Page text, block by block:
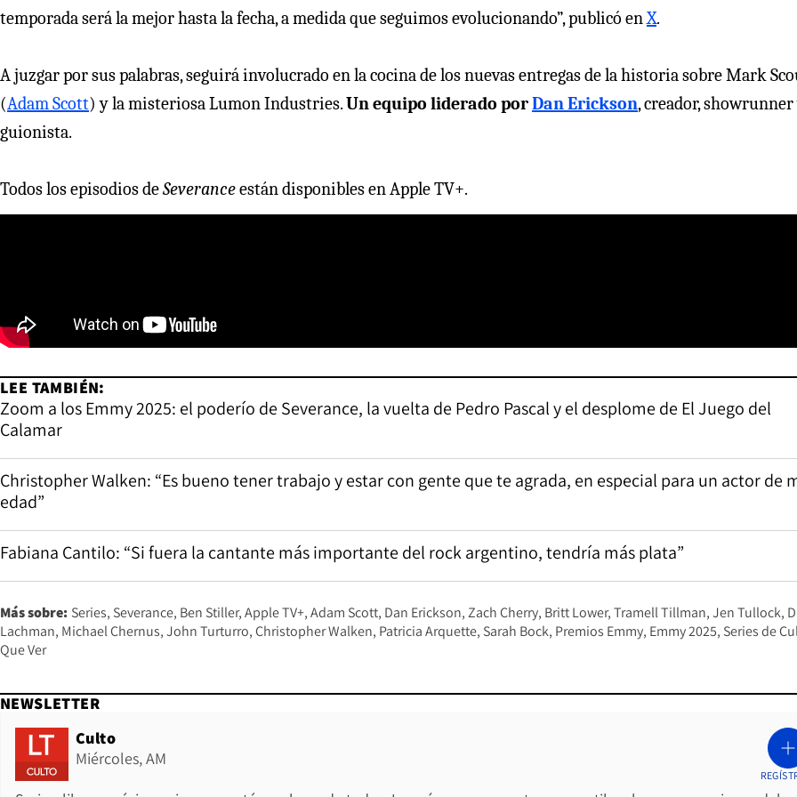
temporada será la mejor hasta la fecha, a medida que seguimos evolucionando”, publicó enX.
A juzgar por sus palabras, seguirá involucrado en la cocina de los nuevas entregas de la historia sobre Mark
(Adam Scott) y la misteriosa Lumon Industries.Un equipo liderado porDan Erickson, creador, showrunner
guionista.
Todos los episodios deSeveranceestán disponibles en Apple TV+.
LEE TAMBIÉN:
Zoom a los Emmy 2025: el poderío de Severance, la vuelta de Pedro Pascal y el desplome de El Juego del
Calamar
Christopher Walken: “Es bueno tener trabajo y estar con gente que te agrada, en especial para un actor de
edad”
Fabiana Cantilo: “Si fuera la cantante más importante del rock argentino, tendría más plata”
Más sobre: Series Severance Ben Stiller Apple TV+ Adam Scott Dan Erickson Zach Cherry Britt Lower Tramell Tillman Jen Tullock
Lachman Michael Chernus John Turturro Christopher Walken Patricia Arquette Sarah Bock Premios Emmy Emmy 2025 Series de
Que Ver
NEWSLETTER
Culto
Miércoles, AM